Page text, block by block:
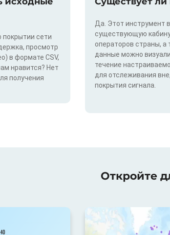
покрытии сети
просмотр
в формате CSV,
нравится? Нет
получения
Да. Этот инструмент
существующую
операторов страны, а
данные можно
течение
для отслеживания
покрытия сигнала.
Откройте